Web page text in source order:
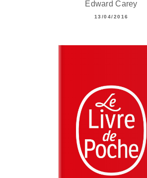
Edward Carey
13/04/2016